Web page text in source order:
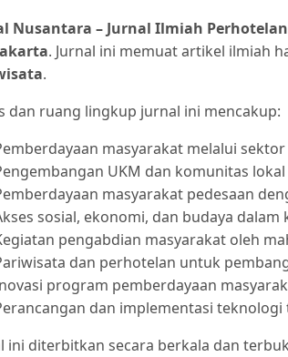
Nusantara – Jurnal Ilmiah Perhotelan
. Jurnal ini memuat artikel ilmiah
.
dan ruang lingkup jurnal ini mencakup:
masyarakat melalui
UKM dan komunitas
masyarakat pedesaan
sosial, ekonomi, dan budaya
pengabdian masyarakat oleh
dan perhotelan untuk
program pemberdayaan
dan implementasi
ini diterbitkan secara berkala dan